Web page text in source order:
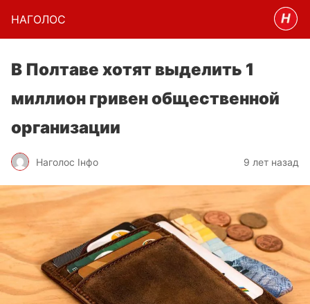
НАГОЛОC
В Полтаве хотят выделить 1
миллион гривен общественной
организации
Наголос Інфо 9 лет назад